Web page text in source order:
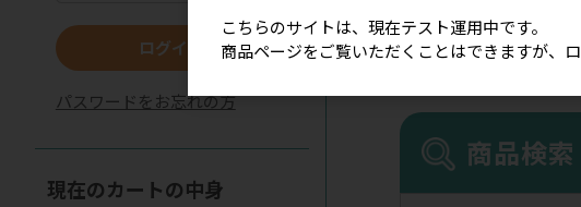
商品検索
ログイン
パスワードをお忘れの方
現在のカートの中身
こちらのサイトは、現在テスト運用中です。
商品ページをご覧いただくことはできますが、